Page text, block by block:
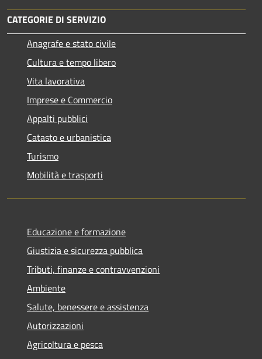
CATEGORIE DI SERVIZIO
Anagrafe e stato civile
Cultura e tempo libero
Vita lavorativa
Imprese e Commercio
Appalti pubblici
Catasto e urbanistica
Turismo
Mobilità e trasporti
Educazione e formazione
Giustizia e sicurezza pubblica
Tributi, finanze e contravvenzioni
Ambiente
Salute, benessere e assistenza
Autorizzazioni
Agricoltura e pesca